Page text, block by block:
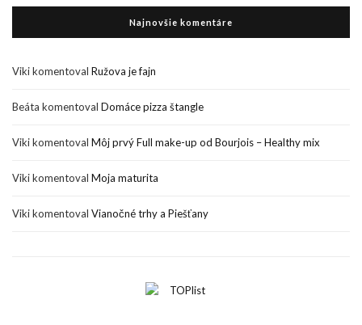
Najnovšie komentáre
Vikikomentoval Ružova je fajn
Beáta komentoval Domáce pizza štangle
Vikikomentoval Môj prvý Full make-up od Bourjois – Healthy mix
Vikikomentoval Moja maturita
Vikikomentoval Vianočné trhy a Piešťany